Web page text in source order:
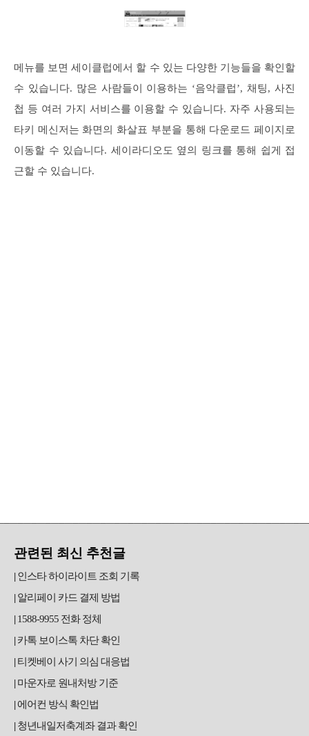
메뉴를 보면 세이클럽에서 할 수 있는 다양한 기능들을 확인할
수 있습니다. 많은 사람들이 이용하는 ‘음악클럽’, 채팅, 사진
첩 등 여러 가지 서비스를 이용할 수 있습니다. 자주 사용되는
타키 메신저는 화면의 화살표 부분을 통해 다운로드 페이지로
이동할 수 있습니다. 세이라디오도 옆의 링크를 통해 쉽게 접
근할 수 있습니다.
관련된 최신 추천글
인스타 하이라이트 조회 기록
알리페이 카드 결제 방법
1588-9955 전화 정체
카톡 보이스톡 차단 확인
티켓베이 사기 의심 대응법
마운자로 원내처방 기준
에어컨 방식 확인법
청년내일저축계좌 결과 확인